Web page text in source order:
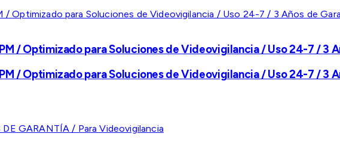
/ Optimizado para Soluciones de Videovigilancia / Uso 24-7 / 3
/ Optimizado para Soluciones de Videovigilancia / Uso 24-7 / 3